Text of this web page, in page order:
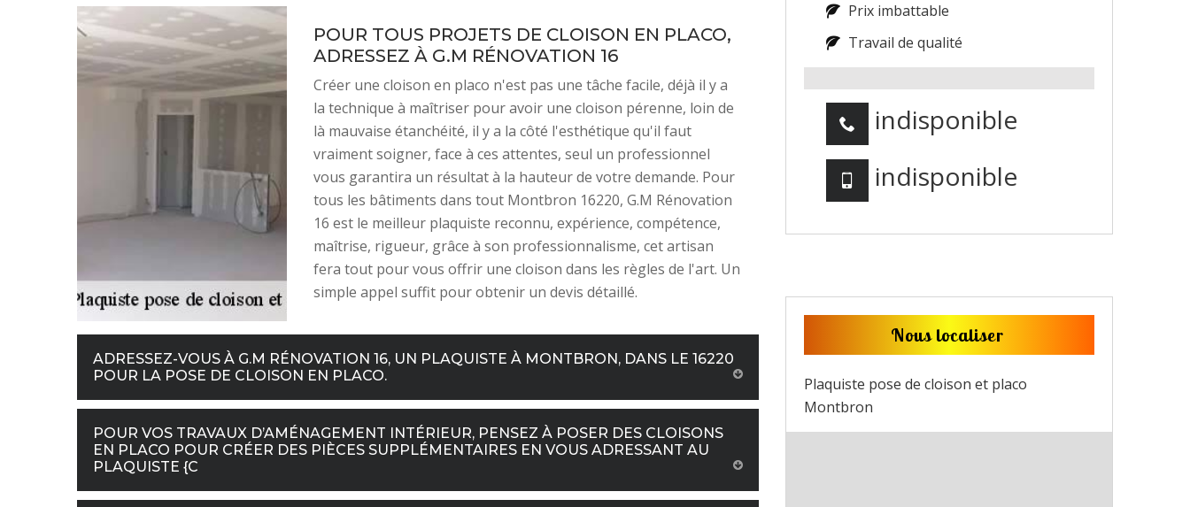
POUR TOUS PROJETS DE CLOISON EN PLACO,
ADRESSEZ À G.M RÉNOVATION 16
Créer une cloison en placo n'est pas une tâche facile, déjà il y a
la technique à maîtriser pour avoir une cloison pérenne, loin de
là mauvaise étanchéité, il y a la côté l'esthétique qu'il faut
vraiment soigner, face à ces attentes, seul un professionnel
vous garantira un résultat à la hauteur de votre demande. Pour
tous les bâtiments dans tout Montbron 16220, G.M Rénovation
16 est le meilleur plaquiste reconnu, expérience, compétence,
maîtrise, rigueur, grâce à son professionnalisme, cet artisan
fera tout pour vous offrir une cloison dans les règles de l'art. Un
simple appel suffit pour obtenir un devis détaillé.
ADRESSEZ-VOUS À G.M RÉNOVATION 16, UN PLAQUISTE À MONTBRON, DANS LE 16220
POUR LA POSE DE CLOISON EN PLACO.
POUR VOS TRAVAUX D’AMÉNAGEMENT INTÉRIEUR, PENSEZ À POSER DES CLOISONS
EN PLACO POUR CRÉER DES PIÈCES SUPPLÉMENTAIRES EN VOUS ADRESSANT AU
PLAQUISTE {C
Prix imbattable
Travail de qualité
indisponible
indisponible
Nous localiser
Plaquiste pose de cloison et placo
Montbron